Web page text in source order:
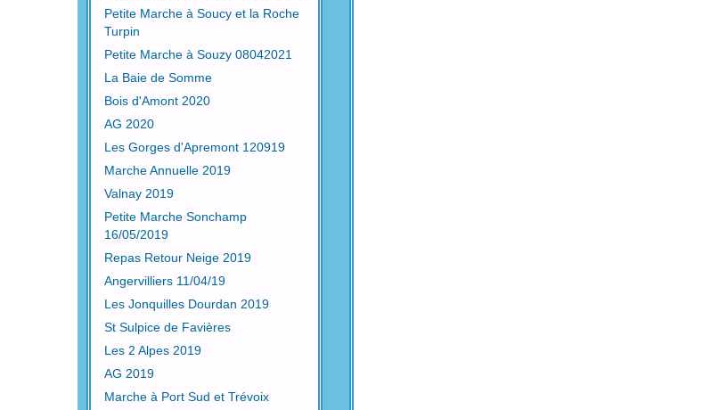
Petite Marche à Soucy et la Roche
Turpin
Petite Marche à Souzy 08042021
La Baie de Somme
Bois d'Amont 2020
AG 2020
Les Gorges d'Apremont 120919
Marche Annuelle 2019
Valnay 2019
Petite Marche Sonchamp
16/05/2019
Repas Retour Neige 2019
Angervilliers 11/04/19
Les Jonquilles Dourdan 2019
St Sulpice de Favières
Les 2 Alpes 2019
AG 2019
Marche à Port Sud et Trévoix